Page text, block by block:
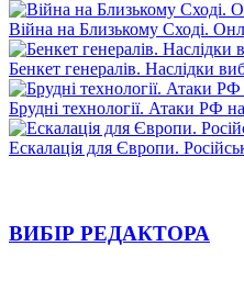
Війна на Близькому Сході.
Бенкет генералів. Наслідки
Брудні технології. Атаки РФ
Ескалація для Європи.
ВИБІР РЕДАКТОРА